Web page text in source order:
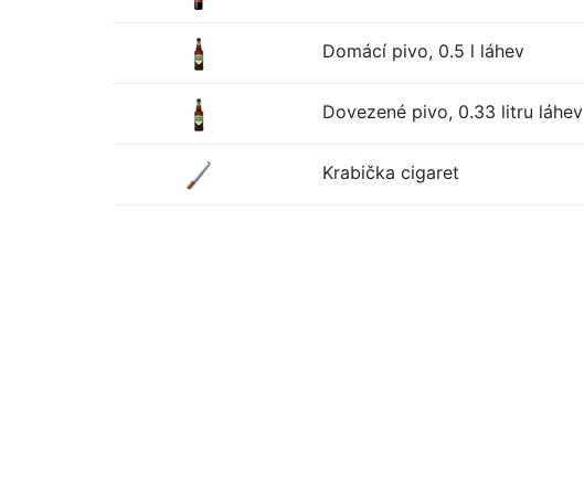
Domácí pivo, 0.5 l láhev
Dovezené pivo, 0.33 litru láhev
Krabička cigaret